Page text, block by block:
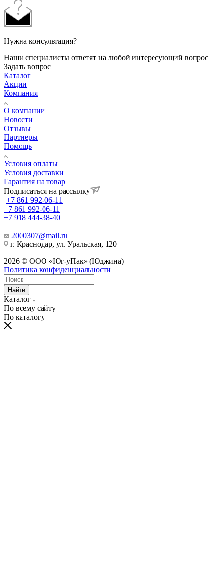
Нужна консультация?
Наши специалисты ответят на любой интересующий вопрос
Задать вопрос
Каталог
Акции
Компания
О компании
Новости
Отзывы
Партнеры
Помощь
Условия оплаты
Условия доставки
Гарантия на товар
Подписаться на рассылку
+7 861 992-06-11
+7 861 992-06-11
+7 918 444-38-40
2000307@mail.ru
г. Краснодар, ул. Уральская, 120
2026 © ООО «Юг-уПак» (Юджина)
Политика конфиденциальности
Найти
Каталог
По всему сайту
По каталогу